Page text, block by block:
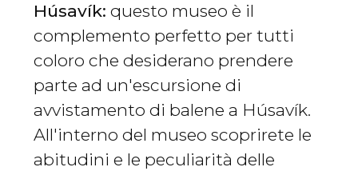
Húsavík: questo museo è il
complemento perfetto per tutti
coloro che desiderano prendere
parte ad un'escursione di
avvistamento di balene a Húsavík.
All'interno del museo scoprirete le
abitudini e le peculiarità delle